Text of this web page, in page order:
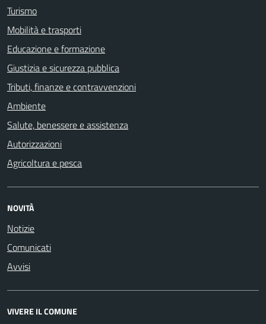
Turismo
Mobilità e trasporti
Educazione e formazione
Giustizia e sicurezza pubblica
Tributi, finanze e contravvenzioni
Ambiente
Salute, benessere e assistenza
Autorizzazioni
Agricoltura e pesca
NOVITÀ
Notizie
Comunicati
Avvisi
VIVERE IL COMUNE